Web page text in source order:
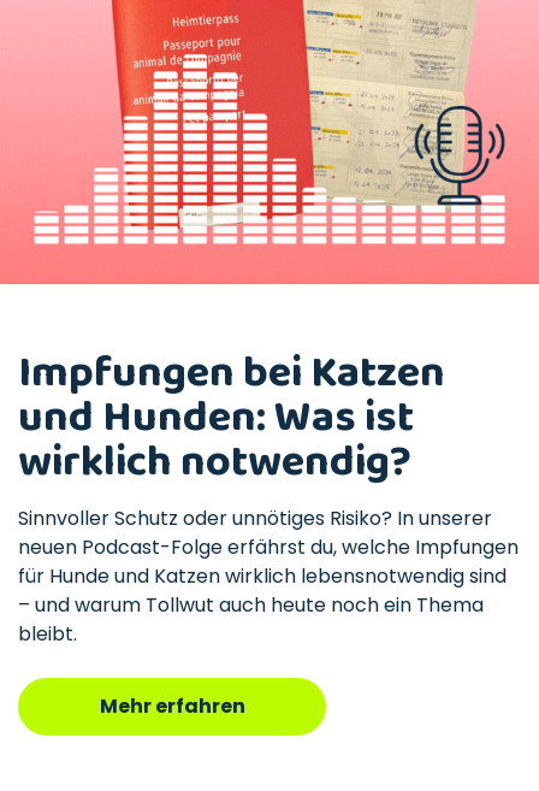
Impfungen bei Katzen
und Hunden: Was ist
wirklich notwendig?
Sinnvoller Schutz oder unnötiges Risiko? In unserer
neuen Podcast-Folge erfährst du, welche Impfungen
für Hunde und Katzen wirklich lebensnotwendig sind
– und warum Tollwut auch heute noch ein Thema
bleibt.
Mehr erfahren